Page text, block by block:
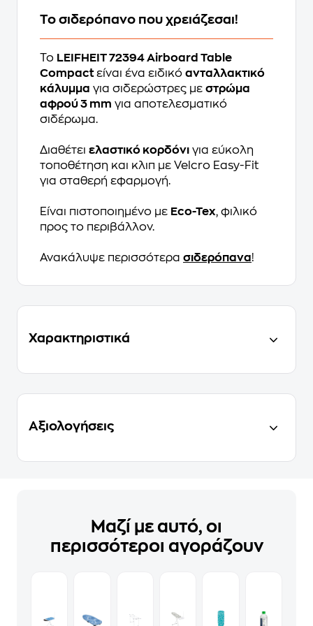
To σιδερόπανο που χρειάζεσαι!
Το LEIFHEIT 72394 Airboard Table
Compactείναι ένα ειδικό ανταλλακτικό
κάλυμμα για σιδερώστρες με στρώμα
αφρού 3 mm για αποτελεσματικό
σιδέρωμα.
Διαθέτει ελαστικό κορδόνι για εύκολη
τοποθέτηση και κλιπ με Velcro Easy-Fit
για σταθερή εφαρμογή.
Είναι πιστοποιημένο με Eco-Tex, φιλικό
προς το περιβάλλον.
Ανακάλυψε περισσότερα σιδερόπανα!
Χαρακτηριστικά
Αξιολογήσεις
Μαζί με αυτό, οι
περισσότεροι αγοράζουν